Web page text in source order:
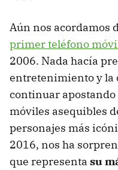
Aún nos acordamos
primer teléfono
2006. Nada hacía
entretenimiento y la
continuar
móviles asequibles
personajes más
2016, nos ha
que representa su